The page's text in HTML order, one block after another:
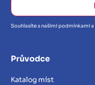
Souhlasíte s našimi podmínkami
Průvodce
Katalog míst